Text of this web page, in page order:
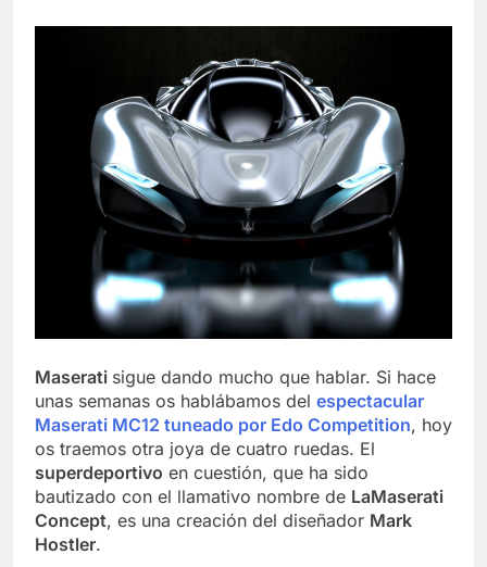
Maserati sigue dando mucho que hablar. Si hace
unas semanas os hablábamos del espectacular
Maserati MC12 tuneado por Edo Competition, hoy
os traemos otra joya de cuatro ruedas. El
superdeportivo en cuestión, que ha sido
bautizado con el llamativo nombre de LaMaserati
Concept, es una creación del diseñador Mark
Hostler.